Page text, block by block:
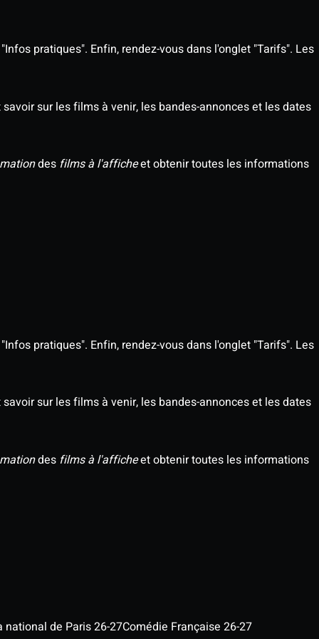
pratiques". Enfin, rendez-vous dans l'onglet "Tarifs". Les
sur les films à venir, les bandes-annonces et les dates
des films à l'afficheet obtenir toutes les informations
pratiques". Enfin, rendez-vous dans l'onglet "Tarifs". Les
sur les films à venir, les bandes-annonces et les dates
des films à l'afficheet obtenir toutes les informations
national de Paris 26-27Comédie Française 26-27